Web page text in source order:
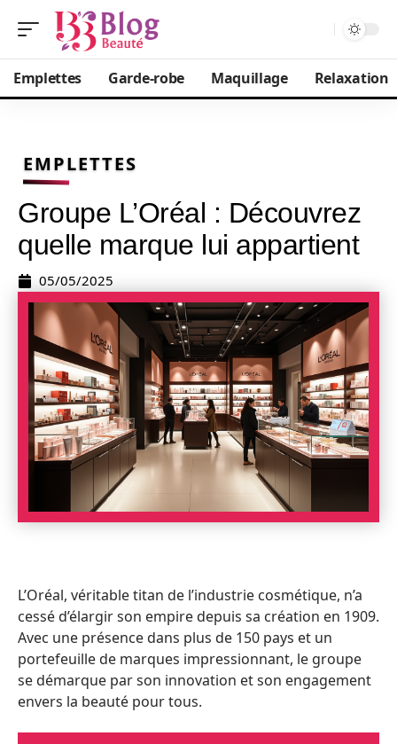
Emplettes Garde-robe Maquillage Relaxation
EMPLETTES
Groupe L’Oréal : Découvrez
quelle marque lui appartient
05/05/2025
L’Oréal, véritable titan de l’industrie cosmétique, n’a
cessé d’élargir son empire depuis sa création en 1909.
Avec une présence dans plus de 150 pays et un
portefeuille de marques impressionnant, le groupe
se démarque par son innovation et son engagement
envers la beauté pour tous.